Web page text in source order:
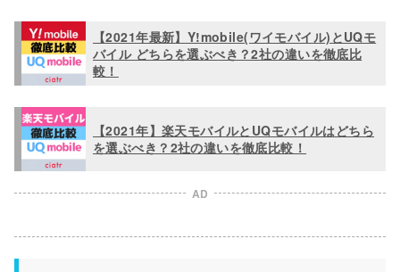
【2021年最新】Y!mobile(ワイモバイル)とUQモ
バイル どちらを選ぶべき？2社の違いを徹底比
較！
【2021年】楽天モバイルとUQモバイルはどちら
を選ぶべき？2社の違いを徹底比較！
AD